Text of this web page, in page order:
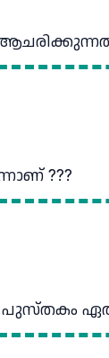
???
പുസ്തകം